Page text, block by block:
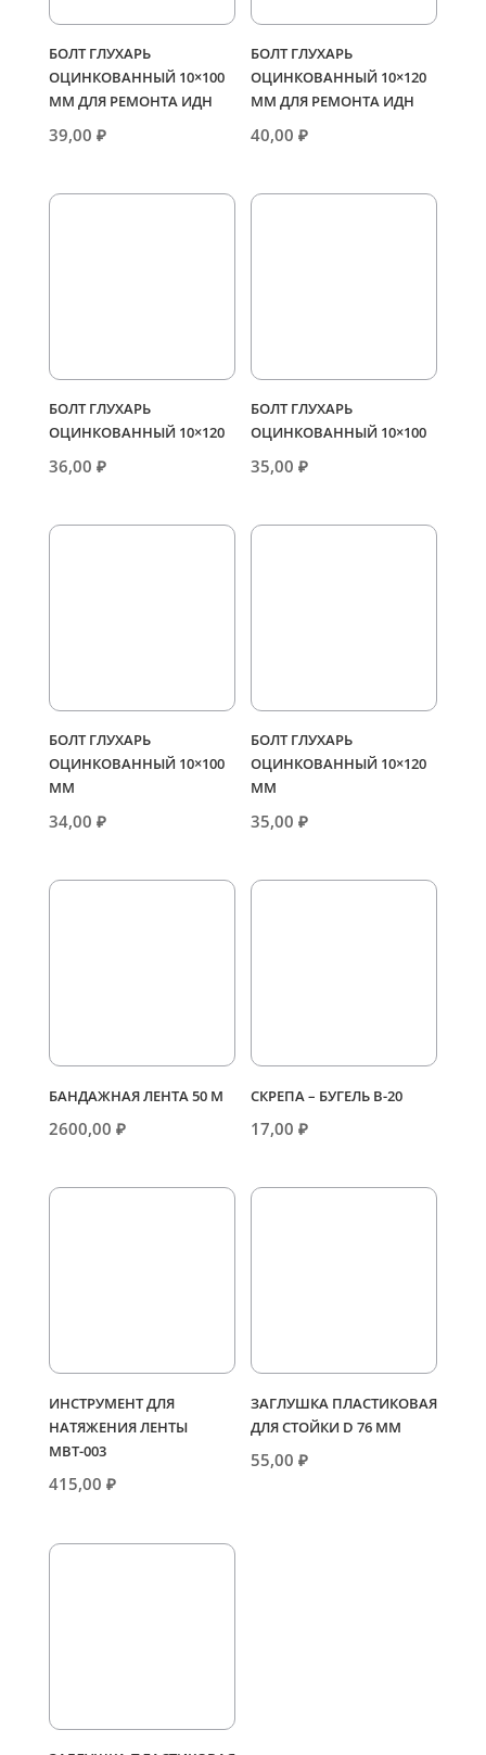
БОЛТ ГЛУХАРЬ
ОЦИНКОВАННЫЙ 10×100
ММ ДЛЯ РЕМОНТА ИДН
39,00 ₽
БОЛТ ГЛУХАРЬ
ОЦИНКОВАННЫЙ 10×120
ММ ДЛЯ РЕМОНТА ИДН
40,00₽
БОЛТ ГЛУХАРЬ
ОЦИНКОВАННЫЙ 10×120
36,00 ₽
БОЛТ ГЛУХАРЬ
ОЦИНКОВАННЫЙ 10×100
35,00₽
БОЛТ ГЛУХАРЬ
ОЦИНКОВАННЫЙ 10×100
ММ
34,00 ₽
БОЛТ ГЛУХАРЬ
ОЦИНКОВАННЫЙ 10×120
ММ
35,00₽
БАНДАЖНАЯ ЛЕНТА 50 М
2600,00 ₽
СКРЕПА – БУГЕЛЬ В-20
17,00₽
ИНСТРУМЕНТ ДЛЯ
НАТЯЖЕНИЯ ЛЕНТЫ
МВТ-003
415,00 ₽
ЗАГЛУШКА ПЛАСТИКОВАЯ
ДЛЯ СТОЙКИ D 76 ММ
55,00₽